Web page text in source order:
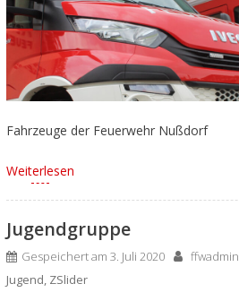
Fahrzeuge der Feuerwehr Nußdorf
Weiterlesen
Jugendgruppe
Gespeichert am 3. Juli 2020 ffwadmin
Jugend, ZSlider